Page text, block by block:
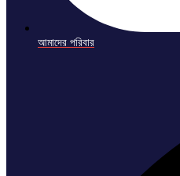
আমাদের পরিবার